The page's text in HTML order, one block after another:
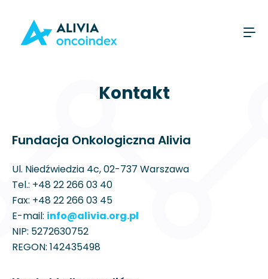
Kontakt
Fundacja Onkologiczna Alivia
Ul. Niedźwiedzia 4c, 02-737 Warszawa
Tel.: +48 22 266 03 40
Fax: +48 22 266 03 45
E-mail: info@alivia.org.pl
NIP: 5272630752
REGON: 142435498